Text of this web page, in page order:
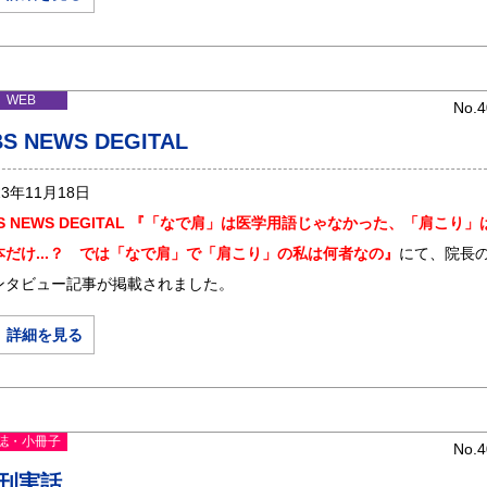
WEB
NEWS DEGITAL
年11月18日
NEWS DEGITAL 『「なで肩」は医学用語じゃなかった、「肩こり」
だけ...？ では「なで肩」で「肩こり」の私は何者なの』 にて、院長
タビュー記事が掲載されました。
詳細を見る
・小冊子